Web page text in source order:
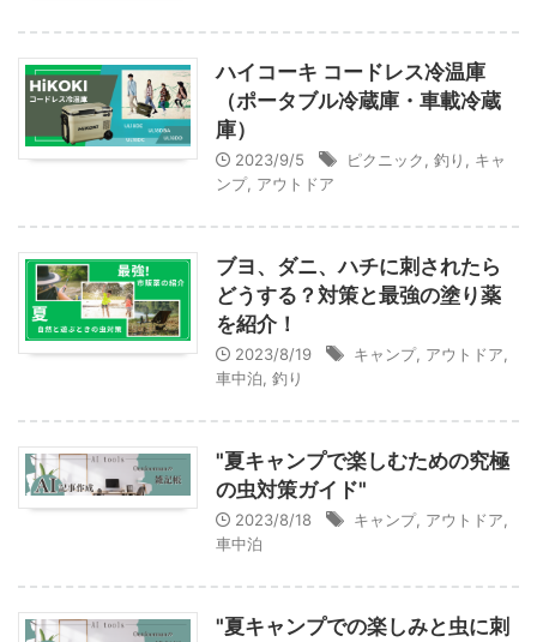
ハイコーキ コードレス冷温庫
（ポータブル冷蔵庫・車載冷蔵
庫）
2023/9/5 ピクニック 釣り
キャ
ンプ, アウトドア
ブヨ、ダニ、ハチに刺されたら
どうする？対策と最強の塗り薬
を紹介！
2023/8/19 キャンプ, アウトドア
車中泊 釣り
"夏キャンプで楽しむための究極
の虫対策ガイド"
2023/8/18 キャンプ, アウトドア
車中泊
"夏キャンプでの楽しみと虫に刺